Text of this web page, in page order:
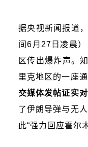
据央视新闻报道
间6月27日凌晨
区传出爆炸声。
里克地区的一座
交媒体发帖证实
了伊朗导弹与无
此“强力回应霍尔